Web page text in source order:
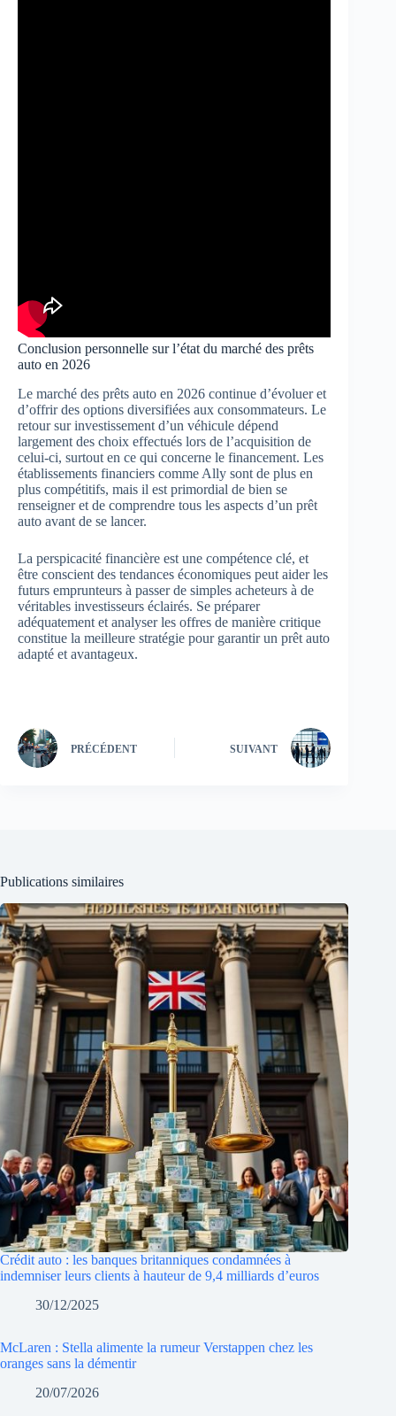
Conclusion personnelle sur l’état du marché des prêts
auto en 2026
Le marché des prêts auto en 2026 continue d’évoluer et
d’offrir des options diversifiées aux consommateurs. Le
retour sur investissement d’un véhicule dépend
largement des choix effectués lors de l’acquisition de
celui-ci, surtout en ce qui concerne le financement. Les
établissements financiers comme Ally sont de plus en
plus compétitifs, mais il est primordial de bien se
renseigner et de comprendre tous les aspects d’un prêt
auto avant de se lancer.
La perspicacité financière est une compétence clé, et
être conscient des tendances économiques peut aider les
futurs emprunteurs à passer de simples acheteurs à de
véritables investisseurs éclairés. Se préparer
adéquatement et analyser les offres de manière critique
constitue la meilleure stratégie pour garantir un prêt auto
adapté et avantageux.
PRÉCÉDENT SUIVANT
Publications similaires
Crédit auto : les banques britanniques condamnées à
indemniser leurs clients à hauteur de 9,4 milliards d’euros
30/12/2025
McLaren : Stella alimente la rumeur Verstappen chez les
oranges sans la démentir
20/07/2026